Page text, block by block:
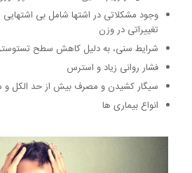
وجود مشکلاتی در اشتها شامل بی اشتهایی
تغییراتی در وزن
شرایط سنی، به دلیل کاهش سطح تستوسترون از 30
فشار روانی زیاد و استرس
سیگار کشیدن و مصرف بیش از حد الکل و
انواع بیماری ها